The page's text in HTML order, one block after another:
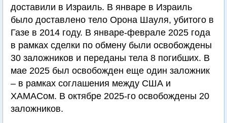
доставили в Израиль. В январе в Израиль
было доставлено тело Орона Шауля, убитого в
Газе в 2014 году. В январе-феврале 2025 года
в рамках сделки по обмену были освобождены
30 заложников и переданы тела 8 погибших. В
мае 2025 был освобожден еще один заложник
– в рамках соглашения между США и
ХАМАСом. В октябре 2025-го освобождены 20
заложников.